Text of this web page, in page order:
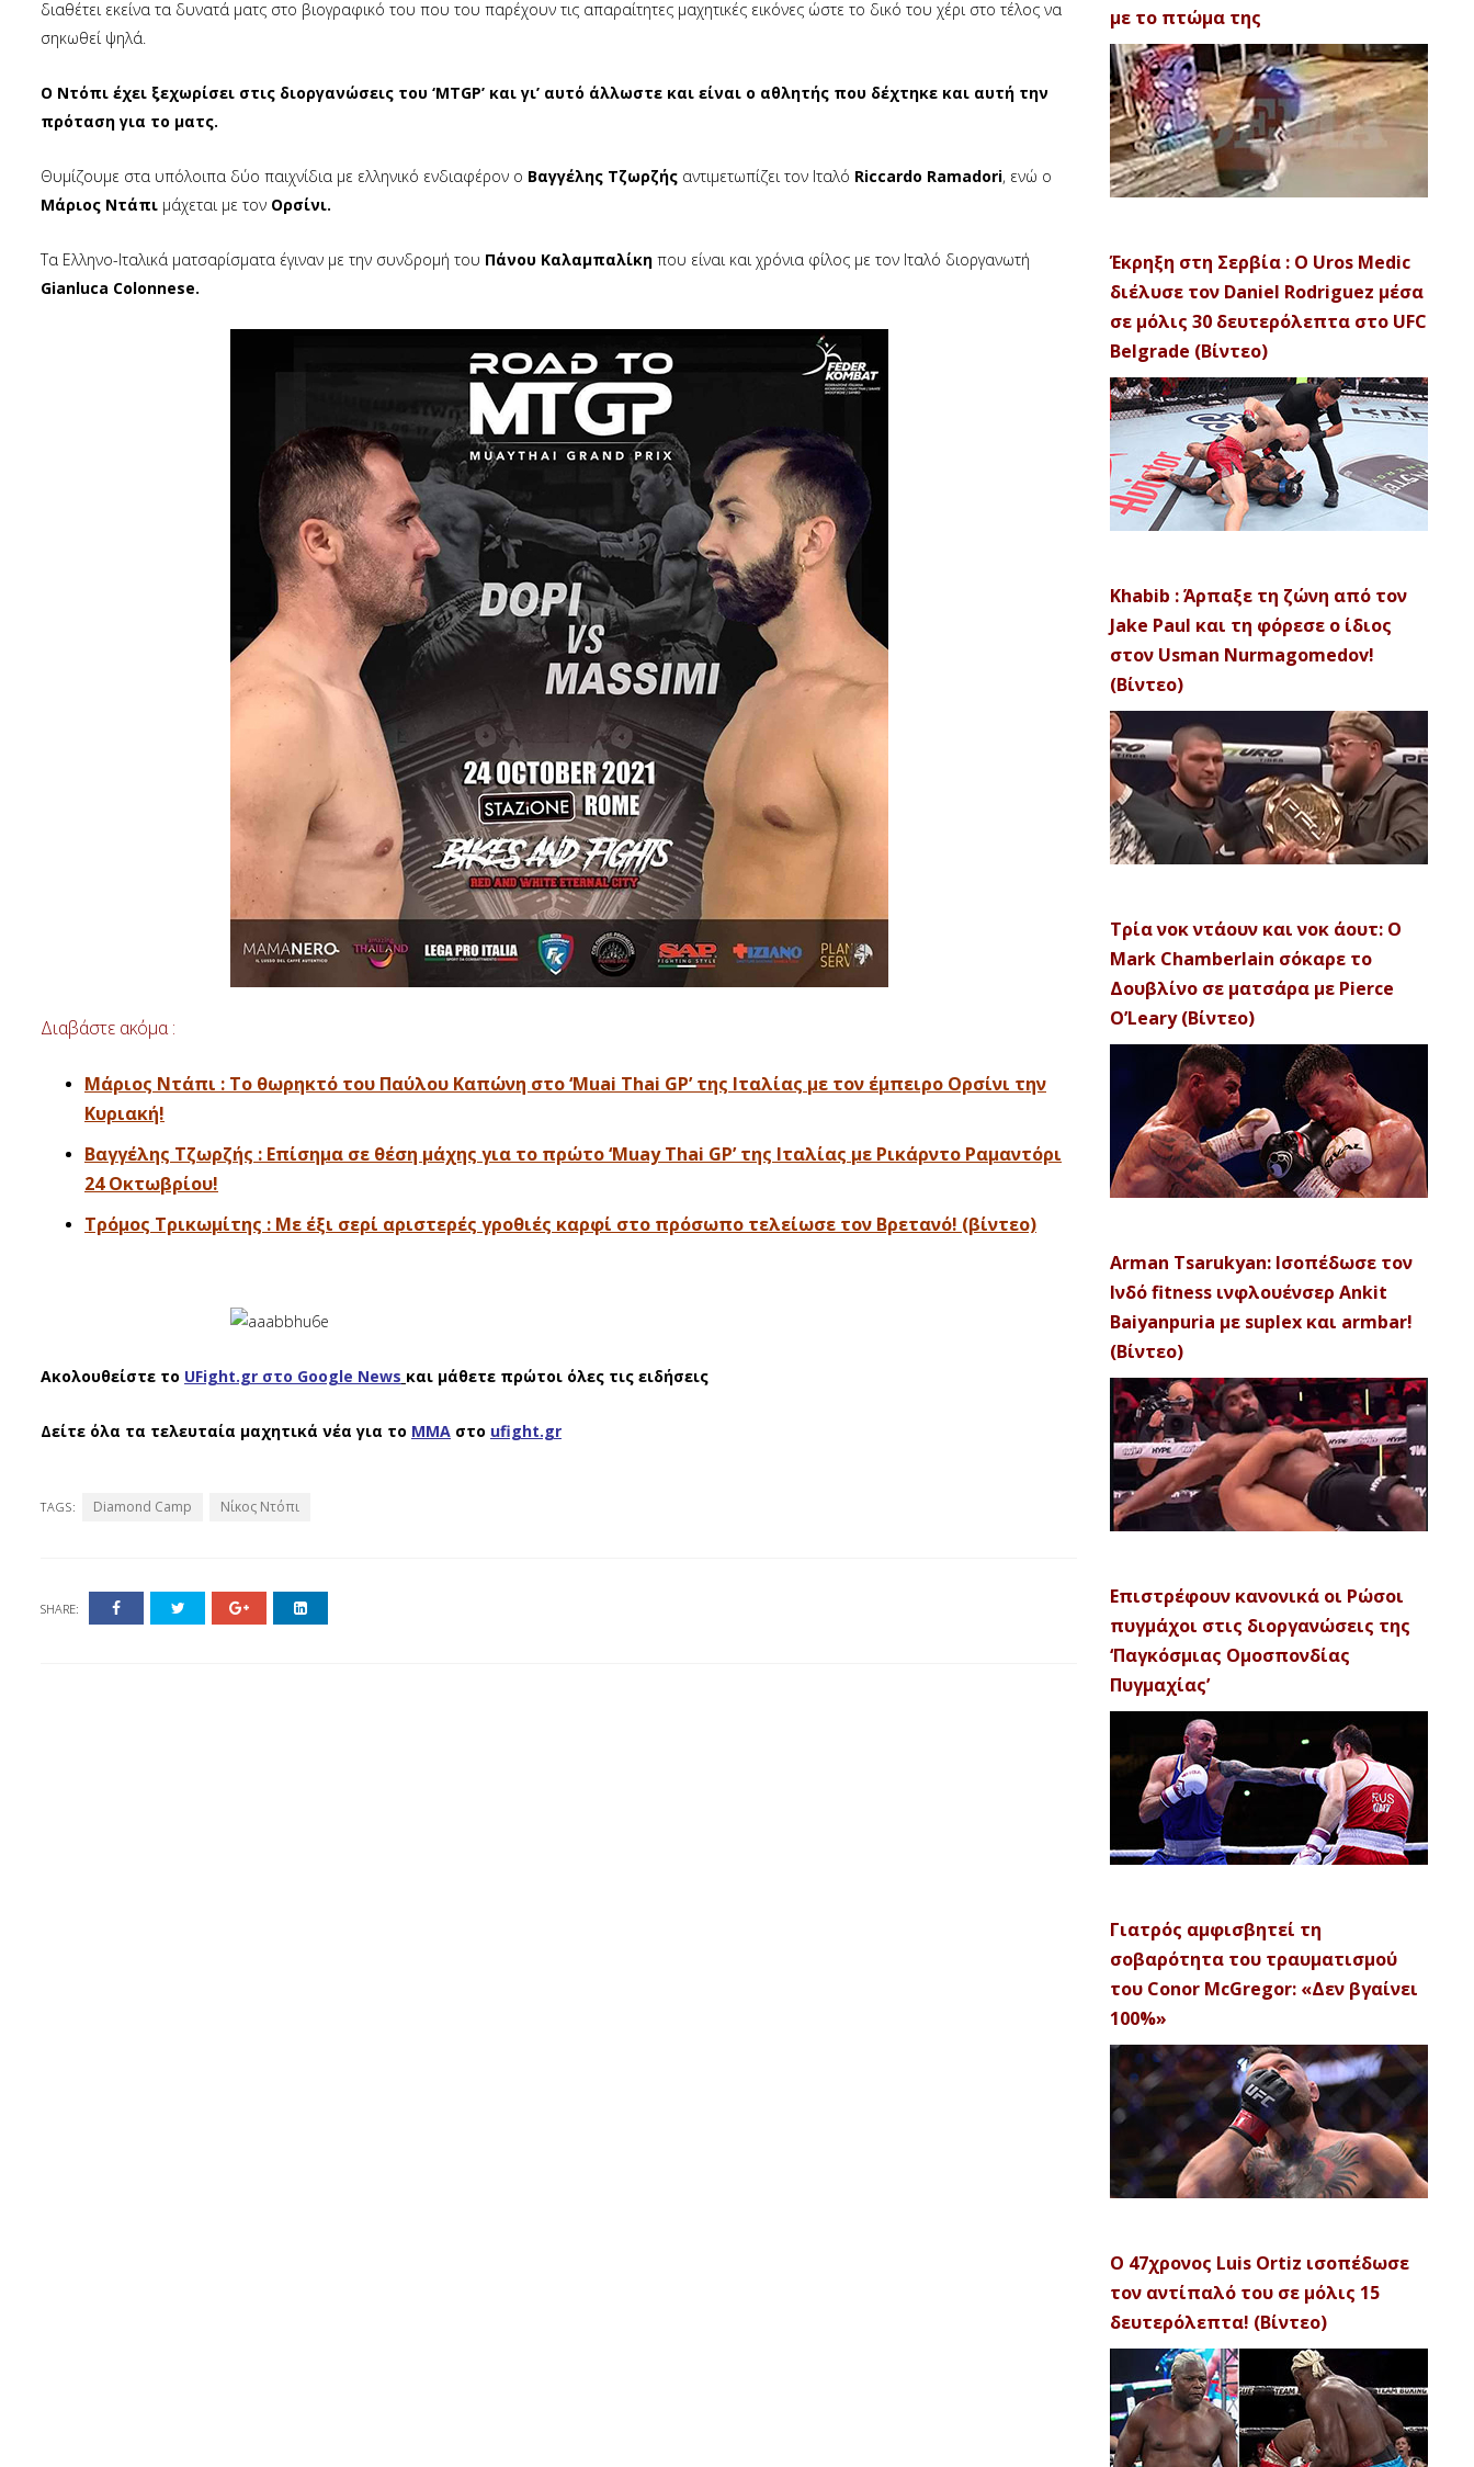
διαθέτει εκείνα τα δυνατά ματς στο βιογραφικό του που του παρέχουν τις απαραίτητες μαχητικές εικόνες ώστε το δικό του χέρι στο τέλος να
σηκωθεί ψηλά.
Ο Ντόπι έχει ξεχωρίσει στις διοργανώσεις του ‘MTGP’ και γι’ αυτό άλλωστε και είναι ο αθλητής που δέχτηκε και αυτή την
πρόταση για το ματς.
Θυμίζουμε στα υπόλοιπα δύο παιχνίδια με ελληνικό ενδιαφέρον ο Βαγγέλης Τζωρζής αντιμετωπίζει τον Ιταλό Riccardo Ramadori, ενώ ο
Μάριος Ντάπι μάχεται με τον Ορσίνι.
Τα Ελληνο-Ιταλικά ματσαρίσματα έγιναν με την συνδρομή του Πάνου Καλαμπαλίκη που είναι και χρόνια φίλος με τον Ιταλό διοργανωτή
Gianluca Colonnese.
Διαβάστε ακόμα :
Μάριος Ντάπι : Το θωρηκτό του Παύλου Καπώνη στο ‘Muai Thai GP’ της Ιταλίας με τον έμπειρο Ορσίνι την
Κυριακή!
Βαγγέλης Τζωρζής : Επίσημα σε θέση μάχης για το πρώτο ‘Muay Thai GP’ της Ιταλίας με Ρικάρντο Ραμαντόρι
24 Οκτωβρίου!
Τρόμος Τρικωμίτης : Με έξι σερί αριστερές γροθιές καρφί στο πρόσωπο τελείωσε τον Βρετανό! (βίντεο)
Ακολουθείστε το UFight.gr στο Google News και μάθετε πρώτοι όλες τις ειδήσεις
Δείτε όλα τα τελευταία μαχητικά νέα για το ΜΜΑ στο ufight.gr
TAGS: Diamond Camp Νίκος Ντόπι
SHARE:
με το πτώμα της
Έκρηξη στη Σερβία : Ο Uros Medic
διέλυσε τον Daniel Rodriguez μέσα
σε μόλις 30 δευτερόλεπτα στο UFC
Belgrade (Βίντεο)
Khabib : Άρπαξε τη ζώνη από τον
Jake Paul και τη φόρεσε ο ίδιος
στον Usman Nurmagomedov!
(Βίντεο)
Τρία νοκ ντάουν και νοκ άουτ: Ο
Mark Chamberlain σόκαρε το
Δουβλίνο σε ματσάρα με Pierce
O’Leary (Βίντεο)
Arman Tsarukyan: Ισοπέδωσε τον
Ινδό fitness ινφλουένσερ Ankit
Baiyanpuria με suplex και armbar!
(Βίντεο)
Επιστρέφουν κανονικά οι Ρώσοι
πυγμάχοι στις διοργανώσεις της
‘Παγκόσμιας Ομοσπονδίας
Πυγμαχίας’
Γιατρός αμφισβητεί τη
σοβαρότητα του τραυματισμού
του Conor McGregor: «Δεν βγαίνει
100%»
Ο 47χρονος Luis Ortiz ισοπέδωσε
τον αντίπαλό του σε μόλις 15
δευτερόλεπτα! (Βίντεο)